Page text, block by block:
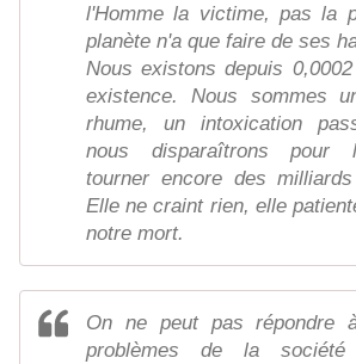
l'Homme la victime, pas la
planète n'a que faire de ses
Nous existons depuis
existence. Nous sommes
rhume, un intoxication
nous disparaîtrons pour
tourner encore des milliards
Elle ne craint rien, elle
notre mort.
On ne peut pas répondre
problèmes de la